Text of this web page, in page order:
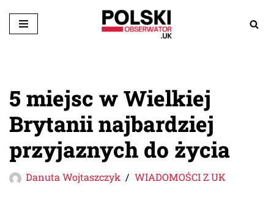
Przejdź
5 miejsc w Wielkiej
Brytanii najbardziej
przyjaznych do życia
Danuta Wojtaszczyk WIADOMOŚCI Z UK